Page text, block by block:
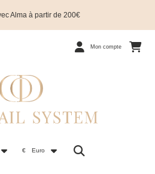
Alma à partir de 200€
Mon compte
€ Euro